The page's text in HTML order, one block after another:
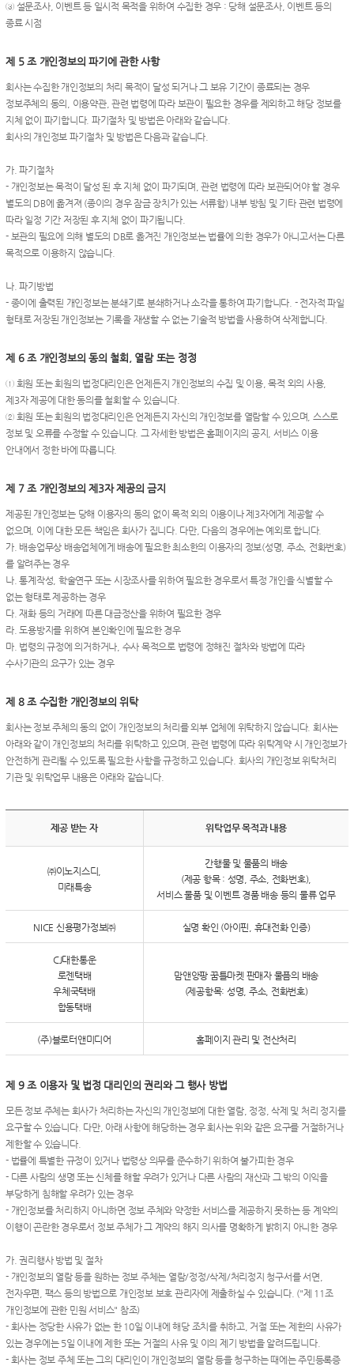
③ 설문조사, 이벤트 등 일시적 목적을 위하여 수집한 경우 : 당해 설문조사, 이벤트 등의
종료 시점
제 5 조 개인정보의 파기에 관한 사항
회사는 수집한 개인정보의 처리 목적이 달성 되거나 그 보유 기간이 종료되는 경우
정보주체의 동의, 이용약관, 관련 법령에 따라 보관이 필요한 경우를 제외하고 해당 정보를
지체 없이 파기합니다. 파기절차 및 방법은 아래와 같습니다.
회사의 개인정보 파기절차 및 방법은 다음과 같습니다.
가. 파기절차
- 개인정보는 목적이 달성 된 후 지체 없이 파기되며, 관련 법령에 따라 보관되어야 할 경우
별도의 DB에 옮겨져 (종이의 경우 잠금 장치가 있는 서류함) 내부 방침 및 기타 관련 법령에
따라 일정 기간 저장된 후 지체 없이 파기됩니다.
- 보관의 필요에 의해 별도의 DB로 옮겨진 개인정보는 법률에 의한 경우가 아니고서는 다른
목적으로 이용하지 않습니다.
나. 파기방법
- 종이에 출력된 개인정보는 분쇄기로 분쇄하거나 소각을 통하여 파기합니다. - 전자적 파일
형태로 저장된 개인정보는 기록을 재생할 수 없는 기술적 방법을 사용하여 삭제합니다.
제 6 조 개인정보의 동의 철회, 열람 또는 정정
① 회원 또는 회원의 법정대리인은 언제든지 개인정보의 수집 및 이용, 목적 외의 사용,
제3자 제공에 대한 동의를 철회할 수 있습니다.
② 회원 또는 회원의 법정대리인은 언제든지 자신의 개인정보를 열람할 수 있으며, 스스로
정보 및 오류를 수정할 수 있습니다. 그 자세한 방법은 홈페이지의 공지, 서비스 이용
안내에서 정한 바에 따릅니다.
제 7 조 개인정보의 제3자 제공의 금지
제공된 개인정보는 당해 이용자의 동의 없이 목적 외의 이용이나 제3자에게 제공할 수
없으며, 이에 대한 모든 책임은 회사가 집니다. 다만, 다음의 경우에는 예외로 합니다.
가. 배송업무상 배송업체에게 배송에 필요한 최소한의 이용자의 정보(성명, 주소, 전화번호)
를 알려주는 경우
나. 통계작성, 학술연구 또는 시장조사를 위하여 필요한 경우로서 특정 개인을 식별할 수
없는 형태로 제공하는 경우
다. 재화 등의 거래에 따른 대금정산을 위하여 필요한 경우
라. 도용방지를 위하여 본인확인에 필요한 경우
마. 법령의 규정에 의거하거나, 수사 목적으로 법령에 정해진 절차와 방법에 따라
수사기관의 요구가 있는 경우
제 8 조 수집한 개인정보의 위탁
회사는 정보 주체의 동의 없이 개인정보의 처리를 외부 업체에 위탁하지 않습니다. 회사는
아래와 같이 개인정보의 처리를 위탁하고 있으며, 관련 법령에 따라 위탁계약 시 개인정보가
안전하게 관리될 수 있도록 필요한 사항을 규정하고 있습니다. 회사의 개인정보 위탁처리
기관 및 위탁업무 내용은 아래와 같습니다.
제공 받는 자 위탁업무 목적과 내용
㈜이노지스디,
미래특송
간행물 및 물품의 배송
(제공 항목 : 성명, 주소, 전화번호),
서비스 물품 및 이벤트 경품 배송 등의 물류 업무
NICE 신용평가정보㈜ 실명 확인 (아이핀, 휴대전화 인증)
CJ대한통운
로젠택배
우체국택배
합동택배
맘앤앙팡 꿈틀마켓 판매자 물픔의 배송
(제공항목: 성명, 주소, 전화번호)
(주)블로터앤미디어 홈페이지 관리 및 전산처리
제 9 조 이용자 및 법정 대리인의 권리와 그 행사 방법
모든 정보 주체는 회사가 처리하는 자신의 개인정보에 대한 열람, 정정, 삭제 및 처리 정지를
요구할 수 있습니다. 다만, 아래 사항에 해당하는 경우 회사는 위와 같은 요구를 거절하거나
제한할 수 있습니다.
- 법률에 특별한 규정이 있거나 법령상 의무를 준수하기 위하여 불가피한 경우
- 다른 사람의 생명 또는 신체를 해할 우려가 있거나 다른 사람의 재산과 그 밖의 이익을
부당하게 침해할 우려가 있는 경우
- 개인정보를 처리하지 아니하면 정보 주체와 약정한 서비스를 제공하지 못하는 등 계약의
이행이 곤란한 경우로서 정보 주체가 그 계약의 해지 의사를 명확하게 밝히지 아니한 경우
가. 권리행사 방법 및 절차
- 개인정보의 열람 등을 원하는 정보 주체는 열람/정정/삭제/처리정지 청구서를 서면,
전자우편, 팩스 등의 방법으로 개인정보 보호 관리자에 제출하실 수 있습니다. ("제 11조
개인정보에 관한 민원 서비스" 참조)
- 회사는 정당한 사유가 없는 한 10일 이내에 해당 조치를 취하고, 거절 또는 제한의 사유가
있는 경우에는 5일 이내에 제한 또는 거절의 사유 및 이의 제기 방법을 알려드립니다.
- 회사는 정보 주체 또는 그의 대리인이 개인정보의 열람 등을 청구하는 때에는 주민등록증